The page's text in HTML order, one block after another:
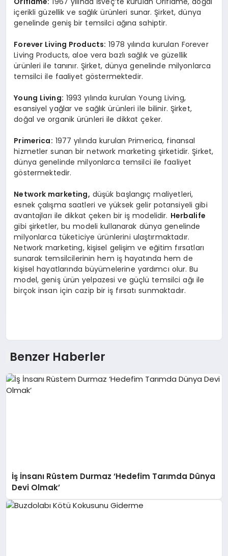
içerikli güzellik ve sağlık ürünleri sunar. Şirket, dünya
genelinde geniş bir temsilci ağına sahiptir.
Forever Living Products: 1978 yılında kurulan Forever
Living Products, aloe vera bazlı sağlık ve güzellik
ürünleri ile tanınır. Şirket, dünya genelinde milyonlarca
temsilci ile faaliyet göstermektedir.
Young Living: 1993 yılında kurulan Young Living,
esansiyel yağlar ve sağlık ürünleri ile bilinir. Şirket,
doğal ve organik ürünleri ile dikkat çeker.
Primerica: 1977 yılında kurulan Primerica, finansal
hizmetler sunan bir network marketing şirketidir. Şirket,
dünya genelinde milyonlarca temsilci ile faaliyet
göstermektedir.
Network marketing, düşük başlangıç maliyetleri,
esnek çalışma saatleri ve yüksek gelir potansiyeli gibi
avantajları ile dikkat çeken bir iş modelidir. Herbalife
gibi şirketler, bu modeli kullanarak dünya genelinde
milyonlarca tüketiciye ürünlerini ulaştırmaktadır.
Network marketing, kişisel gelişim ve eğitim fırsatları
sunarak temsilcilerinin hem iş hayatında hem de
kişisel hayatlarında büyümelerine yardımcı olur. Bu
model, geniş ürün yelpazesi ve güçlü temsilci ağı ile
birçok insan için cazip bir iş fırsatı sunmaktadır.
Benzer Haberler
İş İnsanı Rüstem Durmaz ‘Hedefim Tarımda Dünya
Devi Olmak’